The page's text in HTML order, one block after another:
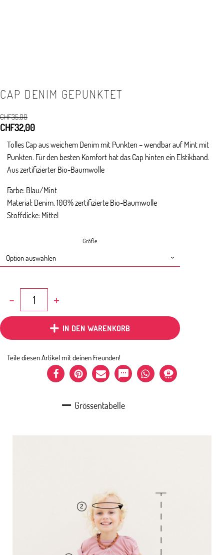
CAP DENIM GEPUNKTET
CHF35,00
Ursprünglicher
war:
CHF35,00
CHF32,00Aktueller
ist:
CHF32,00.
Tolles Cap aus weichem Denim mit Punkten – wendbar auf Mint mit
Punkten. Für den besten Komfort hat das Cap hinten ein Elstikband.
Aus zertifizierter Bio-Baumwolle
Farbe: Blau/Mint
Material: Denim, 100% zertifizierte Bio-Baumwolle
Stoffdicke: Mittel
Größe
Denim
Gepunktet
IN DEN WARENKORB
Teile diesen Artikel mit deinen Freunden!
Grössentabelle